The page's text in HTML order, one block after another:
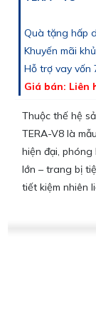
Quà tặng hấp
Khuyến mãi
Hỗ trợ vay vốn
Giá bán: Liên
Thuộc thế hệ
TERA-V8 là
hiện đại,
lớn – trang bị
tiết kiệm nhiên